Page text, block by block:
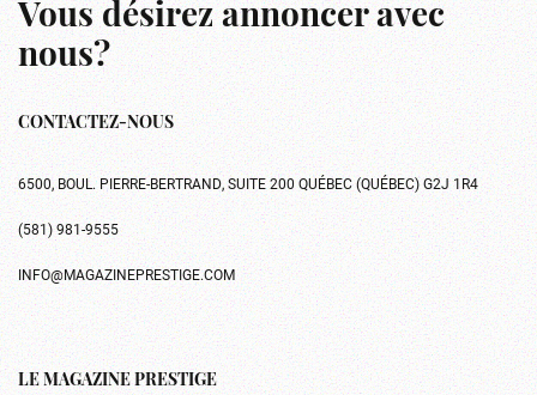
Vous désirez annoncer avec
nous?
CONTACTEZ-NOUS
6500, BOUL. PIERRE-BERTRAND, SUITE 200 QUÉBEC (QUÉBEC) G2J 1R4
(581) 981-9555
INFO@MAGAZINEPRESTIGE.COM
LE MAGAZINE PRESTIGE